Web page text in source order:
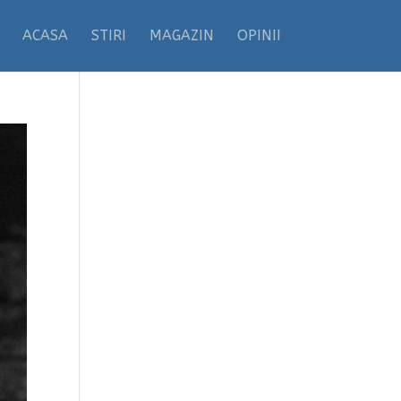
ACASA STIRI MAGAZIN OPINII